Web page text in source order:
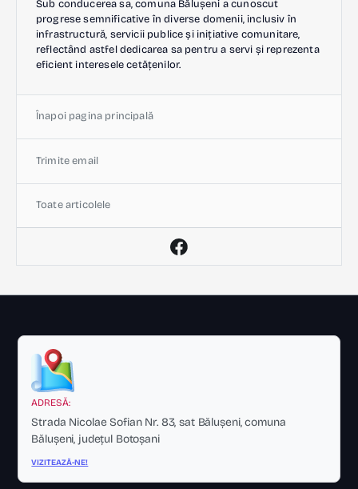
Sub conducerea sa, comuna Bălușeni a cunoscut
progrese semnificative în diverse domenii, inclusiv în
infrastructură, servicii publice și inițiative comunitare,
reflectând astfel dedicarea sa pentru a servi și reprezenta
eficient interesele cetățenilor.
Înapoi pagina principală
Trimite email
Toate articolele
ADRESĂ:
Strada Nicolae Sofian Nr. 83, sat Bălușeni, comuna
Bălușeni, județul Botoșani
VIZITEAZĂ-NE!